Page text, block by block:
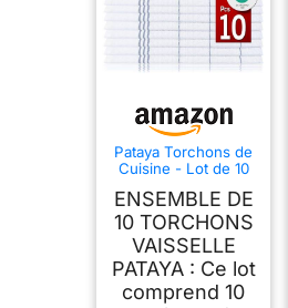
Pataya Torchons de
Cuisine - Lot de 10
Torchon Vaisselle
Professionnel
50x70 cm qualité
Certifié Oeko-TEX
Super Absorbant
ENSEMBLE DE
10 TORCHONS
VAISSELLE
PATAYA : Ce lot
comprend 10